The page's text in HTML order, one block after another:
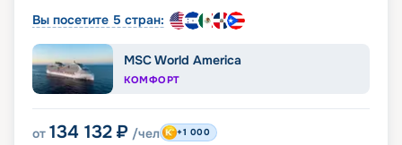
Вы посетите 5 стран:
MSC World America
КОМФОРТ
от 134 132 ₽ /чел +1 000